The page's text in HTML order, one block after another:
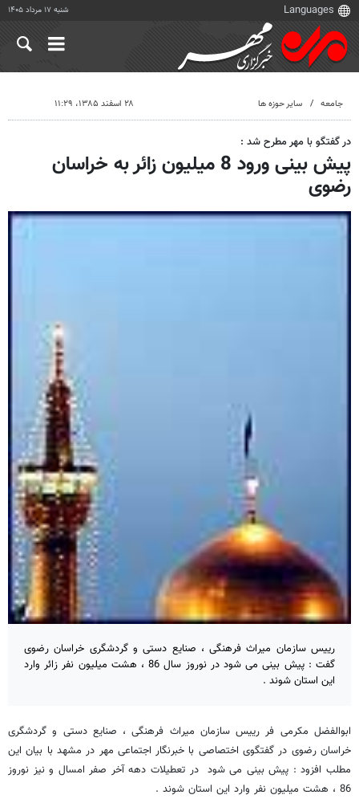
شنبه ۱۷ مرداد ۱۴۰۵
جامعه سایر حوزه ها ۲۸ اسفند ۱۳۸۵، ۱۱:۲۹
در گفتگو با مهر مطرح شد :
پیش بینی ورود 8 میلیون زائر به خراسان
رضوی
رییس سازمان میراث فرهنگی ، صنایع دستی و گردشگری خراسان رضوی
گفت : پیش بینی می شود در نوروز سال 86 ، هشت میلیون نفر زائر وارد
این استان شوند .
ابوالفضل مکرمی فر رییس سازمان میراث فرهنگی ، صنایع دستی و گردشگری
خراسان رضوی در گفتگوی اختصاصی با خبرنگار اجتماعی مهر در مشهد با بیان این
مطلب افزود : پیش بینی می شود در تعطیلات دهه آخر صفر امسال و نیز نوروز
86 ، هشت میلیون نفر وارد این استان شوند .